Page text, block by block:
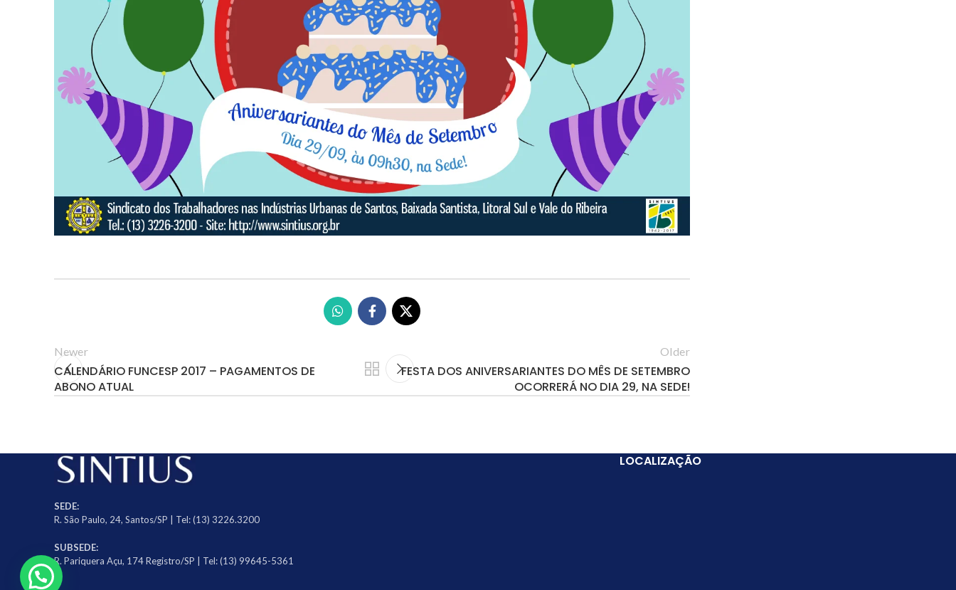
Newer
CALENDÁRIO FUNCESP 2017 – PAGAMENTOS DE
ABONO ATUAL
Older
FESTA DOS ANIVERSARIANTES DO MÊS DE SETEMBRO
OCORRERÁ NO DIA 29, NA SEDE!
SEDE:
R. São Paulo, 24, Santos/SP | Tel: (13) 3226.3200
SUBSEDE:
R. Pariquera Açu, 174 Registro/SP | Tel: (13) 99645-5361
LOCALIZAÇÃO